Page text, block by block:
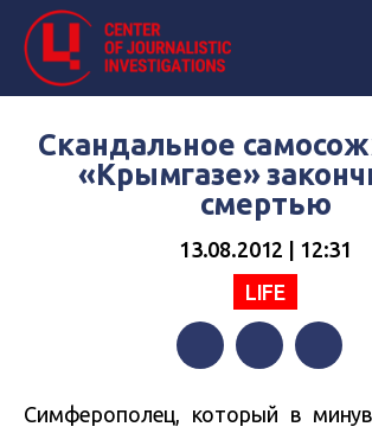
Скандальное
«Крымгазе»
смертью
13.08.2012 | 12:31
LIFE
Симферополец, который в